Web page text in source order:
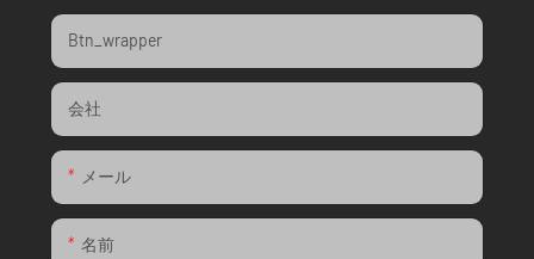
Btn_wrapper
会社
メール
名前